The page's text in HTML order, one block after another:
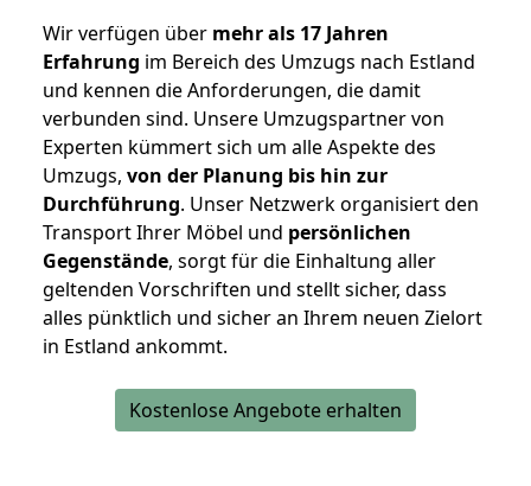
Wir verfügen über mehr als 17 Jahren
Erfahrung im Bereich des Umzugs nach Estland
und kennen die Anforderungen, die damit
verbunden sind. Unsere Umzugspartner von
Experten kümmert sich um alle Aspekte des
Umzugs, von der Planung bis hin zur
Durchführung. Unser Netzwerk organisiert den
Transport Ihrer Möbel und persönlichen
Gegenstände, sorgt für die Einhaltung aller
geltenden Vorschriften und stellt sicher, dass
alles pünktlich und sicher an Ihrem neuen Zielort
in Estland ankommt.
Kostenlose Angebote erhalten